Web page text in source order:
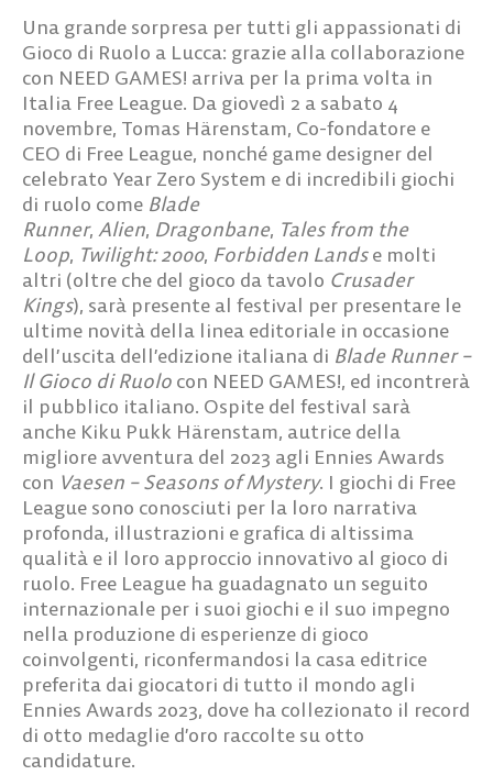
Una grande sorpresa per tutti gli appassionati di
Gioco di Ruolo a Lucca: grazie alla collaborazione
con NEED GAMES! arriva per la prima volta in
Italia Free League. Da giovedì 2 a sabato 4
novembre, Tomas Härenstam, Co-fondatore e
CEO di Free League, nonché game designer del
celebrato Year Zero System e di incredibili giochi
di ruolo come Blade
Runner, Alien, Dragonbane, Tales from the
Loop, Twilight: 2000, Forbidden Landse molti
altri (oltre che del gioco da tavolo Crusader
Kings), sarà presente al festival per presentare le
ultime novità della linea editoriale in occasione
dell’uscita dell’edizione italiana di Blade Runner –
Il Gioco di Ruolo con NEED GAMES!, ed incontrerà
il pubblico italiano. Ospite del festival sarà
anche Kiku Pukk Härenstam, autrice della
migliore avventura del 2023 agli Ennies Awards
con Vaesen – Seasons of Mystery. I giochi di Free
League sono conosciuti per la loro narrativa
profonda, illustrazioni e grafica di altissima
qualità e il loro approccio innovativo al gioco di
ruolo. Free League ha guadagnato un seguito
internazionale per i suoi giochi e il suo impegno
nella produzione di esperienze di gioco
coinvolgenti, riconfermandosi la casa editrice
preferita dai giocatori di tutto il mondo agli
Ennies Awards 2023, dove ha collezionato il record
di otto medaglie d’oro raccolte su otto
candidature.